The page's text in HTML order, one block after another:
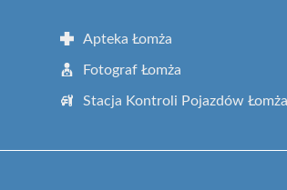
Apteka Łomża
Fotograf Łomża
Stacja Kontroli Pojazdów Łomża